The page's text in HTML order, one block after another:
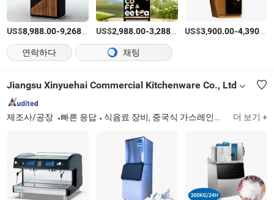
US$8,988.00-9,268.00 /set
US$2,988.00-3,288.00 /set
US$3,900.00-4,390.00
연락하다
채팅
Jiangsu Xinyuehai Commercial Kitchenware Co., Ltd
제조사/공장 빠른 응답 식음료 장비, 중국식 가스레인지, 주방 장비, 주방 기기, 가스레인지, 아이스 메이커, 스테인리스 선반, 주방 작업대, 냉장고, 인덕션 쿠커 더 보기 +